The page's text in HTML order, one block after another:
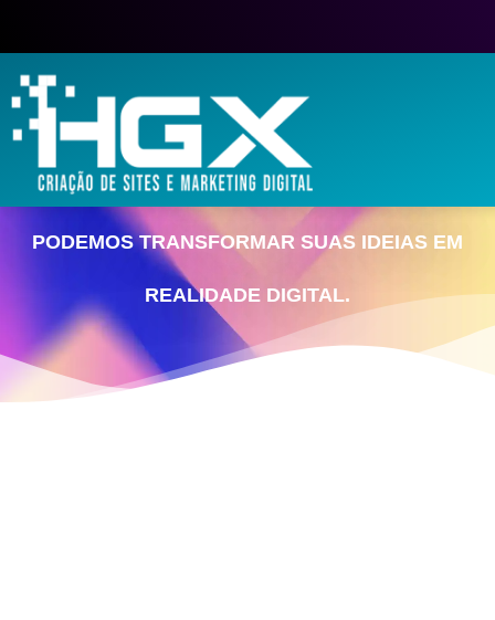
ENTRE EM CONTATO E DESCUBRA COMO
PODEMOS TRANSFORMAR SUAS IDEIAS EM
REALIDADE DIGITAL.